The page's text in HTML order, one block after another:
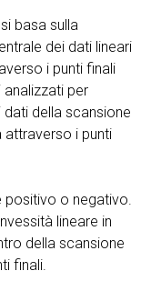
basa sulla
dei dati lineari
i punti finali
analizzati per
della scansione
i punti
positivo o negativo.
lineare in
della scansione
finali.